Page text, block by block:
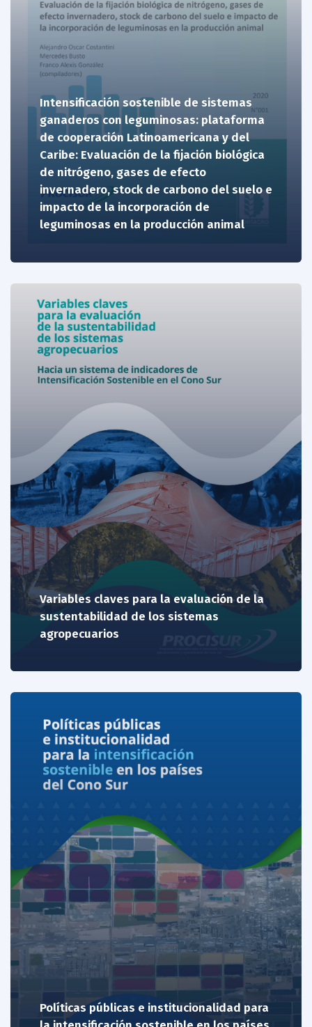
Intensificación sostenible de sistemas
ganaderos con leguminosas: plataforma
de cooperación Latinoamericana y del
Caribe: Evaluación de la fijación biológica
de nitrógeno, gases de efecto
invernadero, stock de carbono del suelo e
impacto de la incorporación de
leguminosas en la producción animal
Variables claves para la evaluación de la
sustentabilidad de los sistemas
agropecuarios
Políticas públicas e institucionalidad para